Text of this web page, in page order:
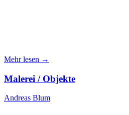
Mehr lesen →
Malerei / Objekte
Andreas Blum